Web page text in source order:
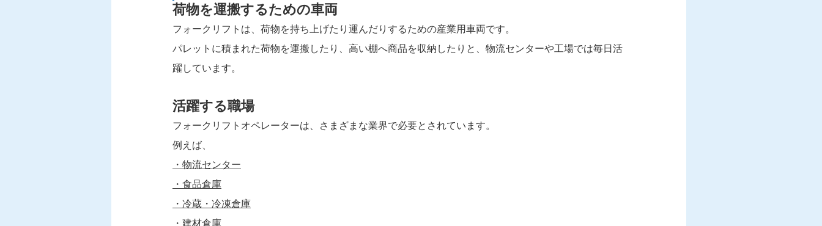
荷物を運搬するための車両
フォークリフトは、荷物を持ち上げたり運んだりするための産業用車両です。
パレットに積まれた荷物を運搬したり、高い棚へ商品を収納したりと、物流センターや工場では毎日活
躍しています。
活躍する職場
フォークリフトオペレーターは、さまざまな業界で必要とされています。
例えば、
・物流センター
・食品倉庫
・冷蔵・冷凍倉庫
・建材倉庫